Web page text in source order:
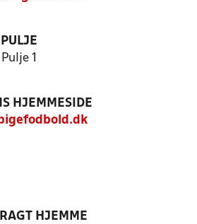
PULJE
Pulje 1
HJEMMESIDE
HJEMME